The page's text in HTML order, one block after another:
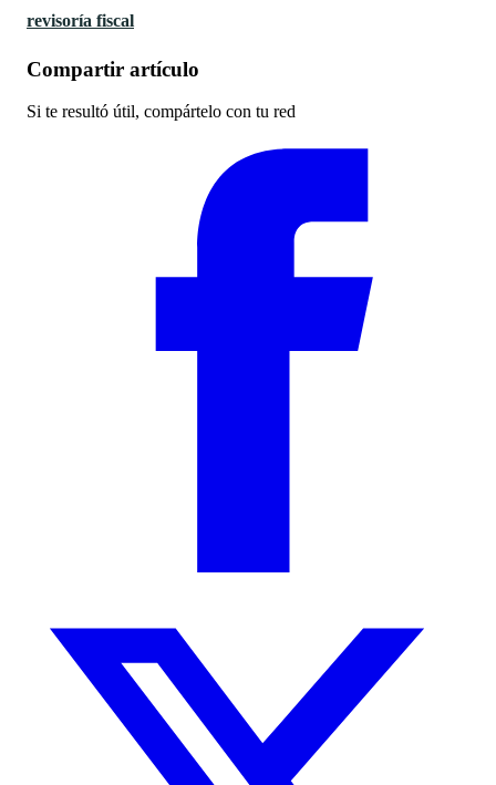
revisoría fiscal
Compartir artículo
Si te resultó útil, compártelo con tu red